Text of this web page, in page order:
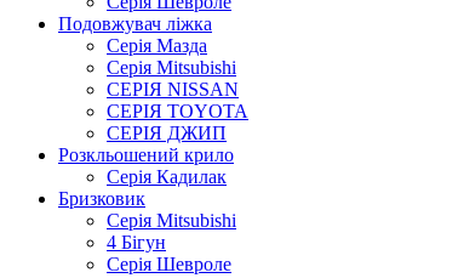
Подовжувач ліжка
Серія Мазда
Серія Mitsubishi
СЕРІЯ NISSAN
СЕРІЯ TOYOTA
СЕРІЯ ДЖИП
Розкльошений крило
Серія Кадилак
Бризковик
Серія Mitsubishi
4 Бігун
Серія Шевроле